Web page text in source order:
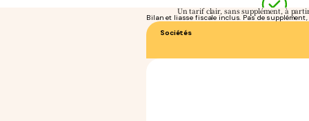
Un tarif clair, sans supplément, à
Bilan et liasse fiscale inclus. Pas de
Sociétés